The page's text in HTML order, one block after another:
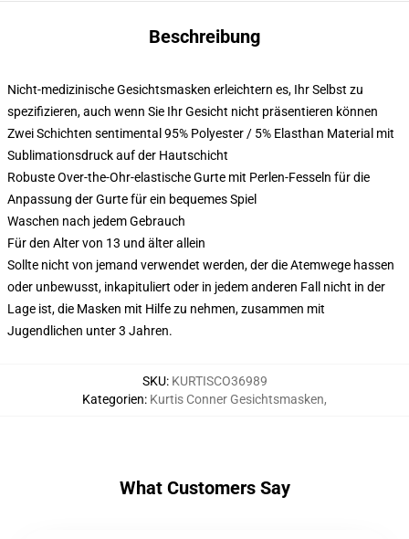
Beschreibung
Nicht-medizinische Gesichtsmasken erleichtern es, Ihr Selbst zu
spezifizieren, auch wenn Sie Ihr Gesicht nicht präsentieren können
Zwei Schichten sentimental 95% Polyester / 5% Elasthan Material mit
Sublimationsdruck auf der Hautschicht
Robuste Over-the-Ohr-elastische Gurte mit Perlen-Fesseln für die
Anpassung der Gurte für ein bequemes Spiel
Waschen nach jedem Gebrauch
Für den Alter von 13 und älter allein
Sollte nicht von jemand verwendet werden, der die Atemwege hassen
oder unbewusst, inkapituliert oder in jedem anderen Fall nicht in der
Lage ist, die Masken mit Hilfe zu nehmen, zusammen mit
Jugendlichen unter 3 Jahren.
SKU: KURTISCO36989
Kategorien: Kurtis Conner Gesichtsmasken,
What Customers Say